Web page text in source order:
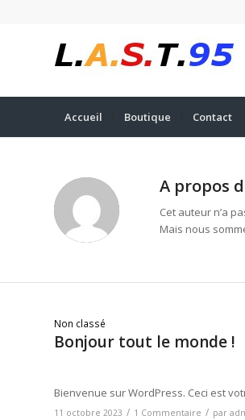
Accueil Boutique Contact
A propos
Cet auteur n’a
Mais nous
Non classé
Bonjour tout le monde !
Bienvenue sur WordPress. Ceci est
11 octobre 2023 / 1 Commentaire / par